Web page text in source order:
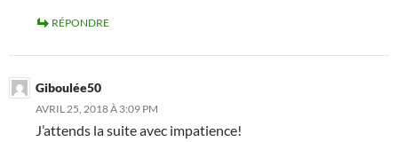
RÉPONDRE
Giboulée50
AVRIL 25, 2018 À 3:09 PM
J’attends la suite avec impatience!